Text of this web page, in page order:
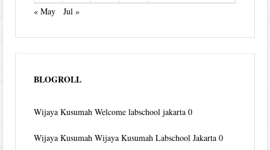
« May
Jul »
BLOGROLL
Wijaya Kusumah Welcome labschool jakarta 0
Wijaya Kusumah Wijaya Kusumah Labschool Jakarta 0